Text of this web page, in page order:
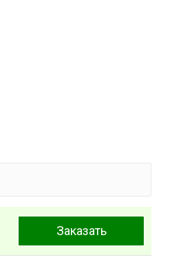
Заказать